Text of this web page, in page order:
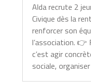
Alda recrute 2
Civique dès la
renforcer son
l’association. 👉
c’est agir
sociale,